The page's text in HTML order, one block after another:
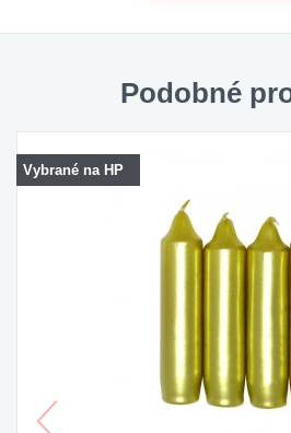
Podobné
Vybrané na HP